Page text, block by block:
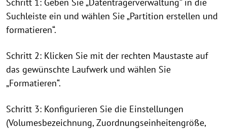
Schritt 1: Geben Sie „Datenträgerverwaltung“ in die
Suchleiste ein und wählen Sie „Partition erstellen und
formatieren“.
Schritt 2: Klicken Sie mit der rechten Maustaste auf
das gewünschte Laufwerk und wählen Sie
„Formatieren“.
Schritt 3: Konfigurieren Sie die Einstellungen
(Volumesbezeichnung, Zuordnungseinheitengröße,